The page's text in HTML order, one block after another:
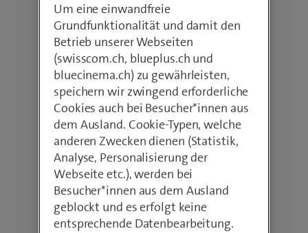
Um eine einwandfreie
Grundfunktionalität und damit den
Betrieb unserer Webseiten
(swisscom.ch, blueplus.ch und
bluecinema.ch) zu gewährleisten,
speichern wir zwingend erforderliche
Cookies auch bei Besucher*innen aus
dem Ausland. Cookie-Typen, welche
anderen Zwecken dienen (Statistik,
Analyse, Personalisierung der
Webseite etc.), werden bei
Besucher*innen aus dem Ausland
geblockt und es erfolgt keine
entsprechende Datenbearbeitung.